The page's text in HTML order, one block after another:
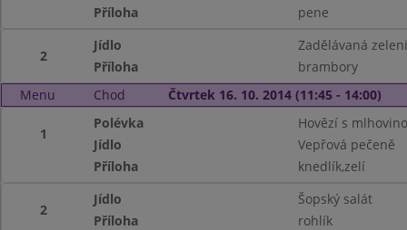
Příloha
pene
2
Jídlo
Zadělávaná
Příloha
brambory
Menu
Chod Čtvrtek 16. 10. 2014 (11:45 - 14:00)
1
Polévka
Hovězí s
Jídlo
Vepřová pečeně
Příloha
knedlík,zelí
2
Jídlo
Šopský salát
Příloha
rohlík